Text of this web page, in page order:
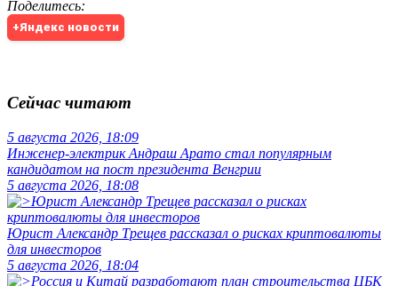
Поделитесь:
+Яндекс новости
Сейчас читают
5 августа 2026, 18:09
Инженер-электрик Андраш Арато стал популярным
кандидатом на пост президента Венгрии
5 августа 2026, 18:08
Юрист Александр Трещев рассказал о рисках криптовалюты
для инвесторов
5 августа 2026, 18:04